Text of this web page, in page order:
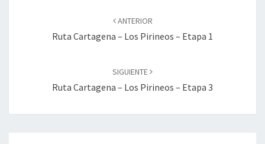
entradas
ANTERIOR
Ruta Cartagena – Los Pirineos – Etapa 1
SIGUIENTE
Ruta Cartagena – Los Pirineos – Etapa 3